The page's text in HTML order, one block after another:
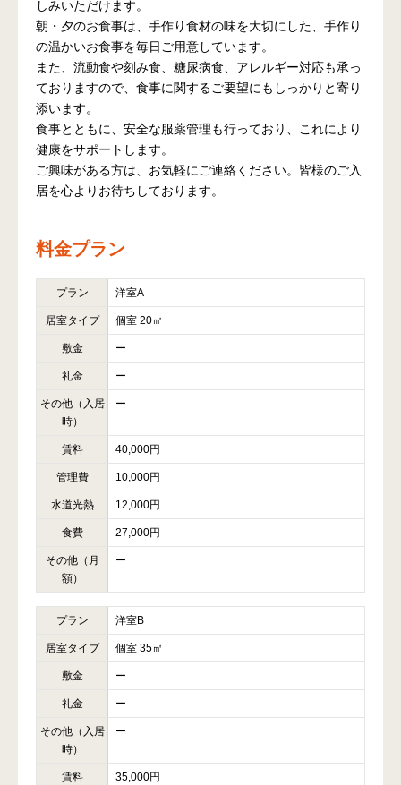
しみいただけます。
朝・夕のお食事は、手作り食材の味を大切にした、手作り
の温かいお食事を毎日ご用意しています。
また、流動食や刻み食、糖尿病食、アレルギー対応も承っ
ておりますので、食事に関するご要望にもしっかりと寄り
添います。
食事とともに、安全な服薬管理も行っており、これにより
健康をサポートします。
ご興味がある方は、お気軽にご連絡ください。皆様のご入
居を心よりお待ちしております。
料金プラン
プラン 洋室A
居室タイプ 個室 20㎡
敷金 ー
礼金 ー
その他（入居
時）
ー
賃料 40,000円
管理費 10,000円
水道光熱 12,000円
食費 27,000円
その他（月
額）
ー
プラン 洋室B
居室タイプ 個室 35㎡
敷金 ー
礼金 ー
その他（入居
時）
ー
賃料 35,000円